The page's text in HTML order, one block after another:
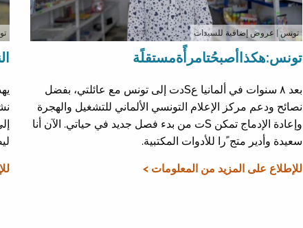
تونس | عروض إضافية للسيدات
تونس:هكذاأصبحُتامرأًةمستقلًة
بعد ٨ سنوات في ألمانيا عSدت إلى تونس مع عائلتي، بفضل
نصائح ودعم مركز الإعلام التونسي الألماني للتشغيل والهجرة
وإعادة الإدماج تمكن Sت من بدء فصل جديد في حياتي. الآن أنا
سعيدة وأدير متج ًرا للأدوات المكتبية.
للإطلاع على المزيد من المعلومات >